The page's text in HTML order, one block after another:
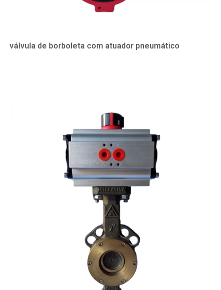
válvula de borboleta com atuador pneumático